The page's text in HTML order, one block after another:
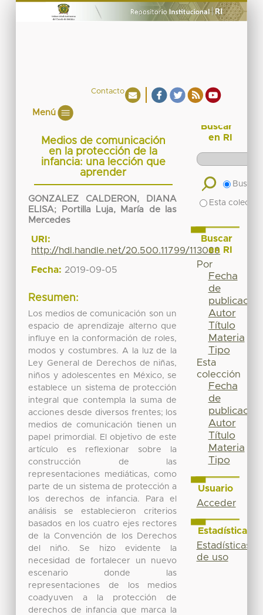
Contacto
Menú
Medios de comunicación
en la protección de la
infancia: una lección que
aprender
GONZALEZ CALDERON, DIANA
ELISA;
Portilla Luja, María de las
Mercedes
URI:
http://hdl.handle.net/20.500.11799/113088
Fecha: 2019-09-05
Resumen:
Los medios de comunicación son un
espacio de aprendizaje alterno que
influye en la conformación de roles,
modos y costumbres. A la luz de la
Ley General de Derechos de niñas,
niños y adolescentes en México, se
establece un sistema de protección
integral que contempla la suma de
acciones desde diversos frentes; los
medios de comunicación tienen un
papel primordial. El objetivo de este
artículo es reflexionar sobre la
construcción de las
representaciones mediáticas, como
parte de un sistema de protección a
los derechos de infancia. Para el
análisis se establecieron criterios
basados en los cuatro ejes rectores
de la Convención de los Derechos
del niño. Se hizo evidente la
necesidad de fortalecer un nuevo
escenario donde las
representaciones de los medios
coadyuven a la protección de
derechos de infancia que marca la
Buscar
en RI
Buscar
Esta
Buscar
en RI
Por
Fecha
de
publicación
Autor
Título
Materia
Tipo
Esta
colección
Fecha
de
publicación
Autor
Título
Materia
Tipo
Usuario
Acceder
Estadísticas
Estadísticas
de uso